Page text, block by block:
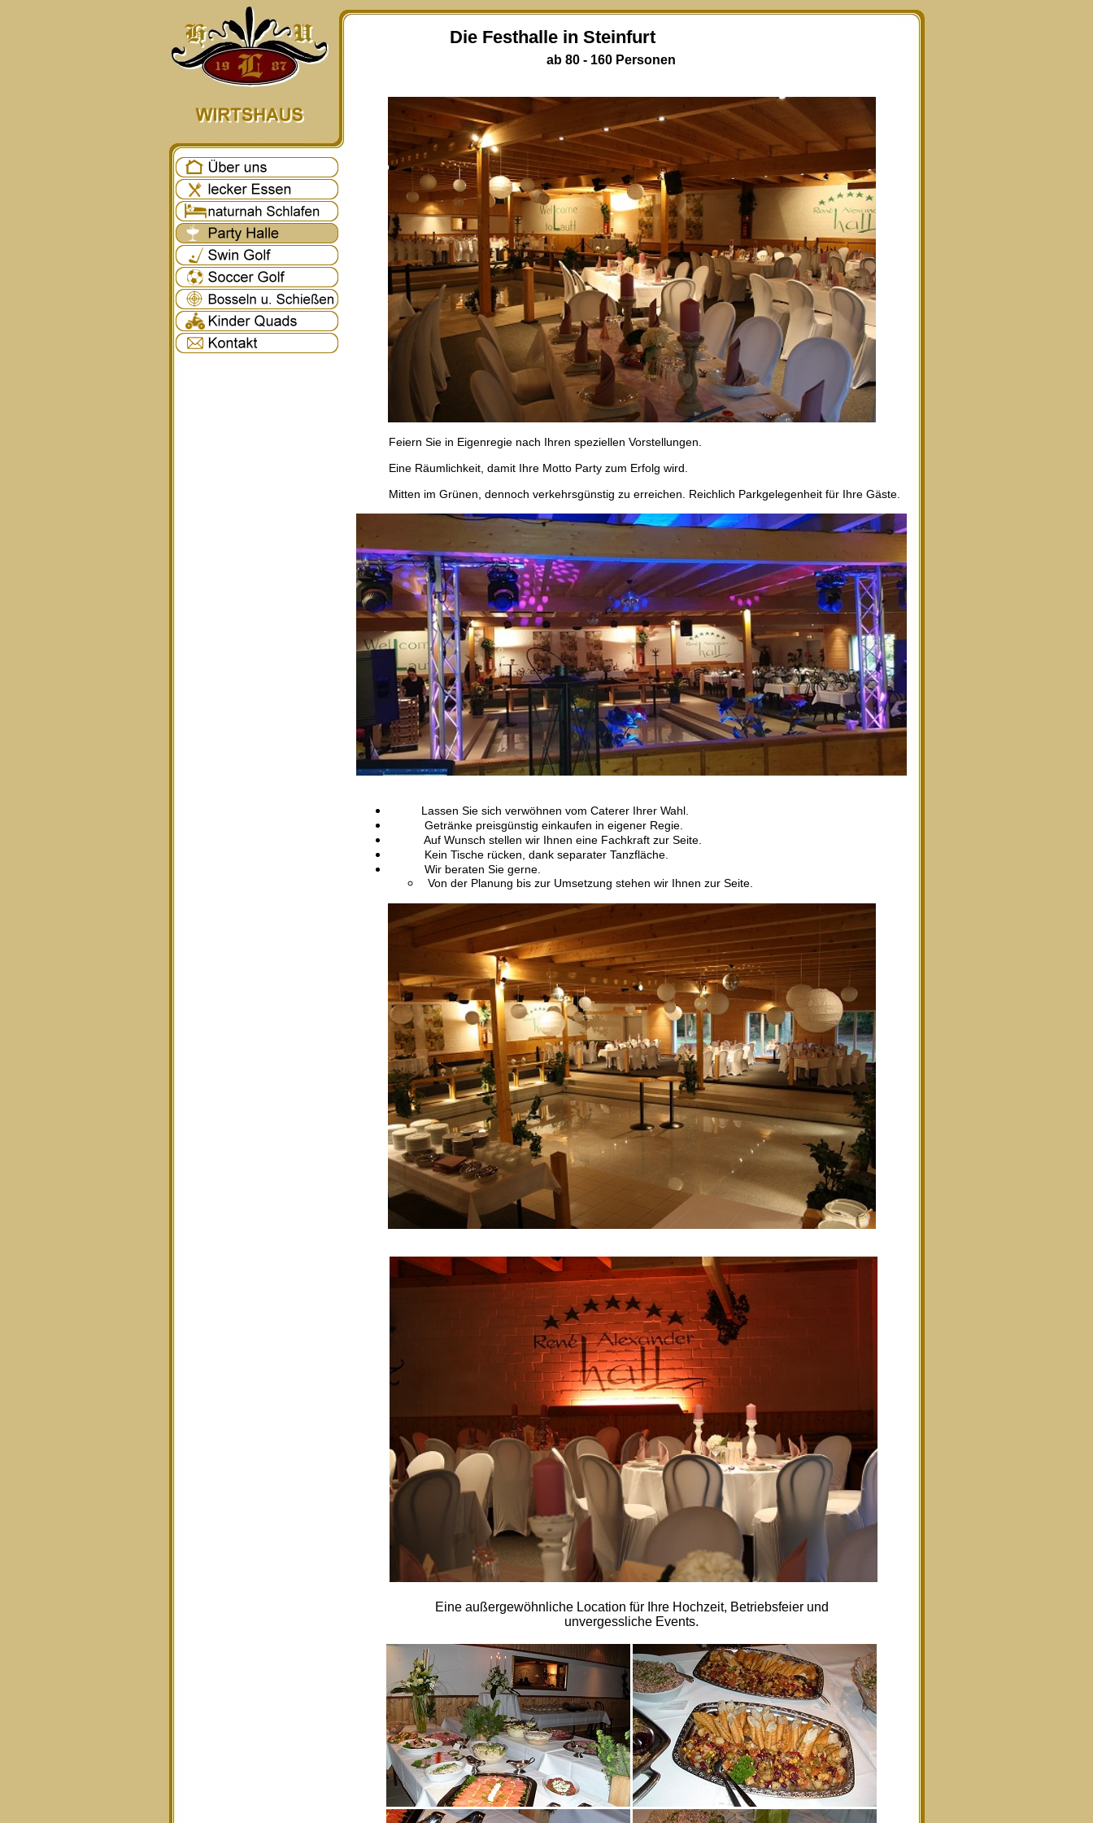
Die Festhalle in Steinfurt
ab 80 - 160 Personen
Feiern Sie in Eigenregie nach Ihren speziellen Vorstellungen.
Eine Räumlichkeit, damit Ihre Motto Party zum Erfolg wird.
Mitten im Grünen, dennoch verkehrsgünstig zu erreichen. Reichlich Parkgelegenheit für Ihre Gäste.
Lassen Sie sich verwöhnen vom Caterer Ihrer Wahl.
Getränke preisgünstig einkaufen in eigener Regie.
Auf Wunsch stellen wir Ihnen eine Fachkraft zur Seite.
Kein Tische rücken, dank separater Tanzfläche.
Wir beraten Sie gerne.
Von der Planung bis zur Umsetzung stehen wir Ihnen zur Seite.
Eine außergewöhnliche Location für Ihre Hochzeit, Betriebsfeier und
unvergessliche Events.